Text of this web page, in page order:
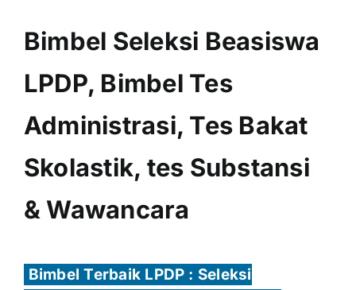
CONTACT US
Bimbel Seleksi Beasiswa
LPDP, Bimbel Tes
Administrasi, Tes Bakat
Skolastik, tes Substansi
& Wawancara
Bimbel Terbaik LPDP : Seleksi